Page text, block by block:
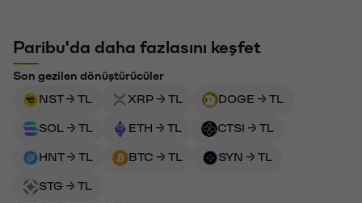
Paribu'da daha fazlasını keşfet
Son gezilen dönüştürücüler
NST → TL
XRP → TL DOGE → TL
SOL → TL ETH → TL CTSI → TL
HNT → TL BTC → TL SYN → TL
STG → TL